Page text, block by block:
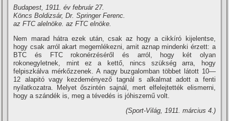
Budapest, 1911. év február 27.
Köncs Boldizsár, Dr. Springer Ferenc.
az FTC alelnöke. az FTC elnöke.
Nem marad hátra ezek után, csak az hogy a cikkí­ró kijelentse,
hogy csak arról akart megemlékezni, amit aznap mindenki érzett: a
BTC és FTC rokonérzéséről és arról, hogy két olyan
rokonegyletnek, mint ez a kettő, nincs szükség arra, hogy
felpiszkálva mérkőzzenek. A nagy buzgalomban többet látott 10—
12 alapitó vagy kezdeményező tagnál s alkalmat adott a fenti
nyilatkozatra. Melyet őszintén sajnál, mert elfelejtették elismerni,
hogy a szándék is, meg a tévedés is jóhiszemű volt.
(Sport-Világ, 1911. március 4.)